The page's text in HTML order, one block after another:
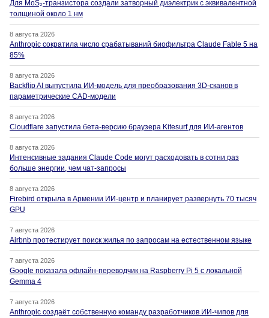
Для MoS₂-транзистора создали затворный диэлектрик с эквивалентной
толщиной около 1 нм
8 августа 2026
Anthropic сократила число срабатываний биофильтра Claude Fable 5 на
85%
8 августа 2026
Backflip AI выпустила ИИ-модель для преобразования 3D-сканов в
параметрические CAD-модели
8 августа 2026
Cloudflare запустила бета-версию браузера Kitesurf для ИИ-агентов
8 августа 2026
Интенсивные задания Claude Code могут расходовать в сотни раз
больше энергии, чем чат-запросы
8 августа 2026
Firebird открыла в Армении ИИ-центр и планирует развернуть 70 тысяч
GPU
7 августа 2026
Airbnb протестирует поиск жилья по запросам на естественном языке
7 августа 2026
Google показала офлайн-переводчик на Raspberry Pi 5 с локальной
Gemma 4
7 августа 2026
Anthropic создаёт собственную команду разработчиков ИИ-чипов для